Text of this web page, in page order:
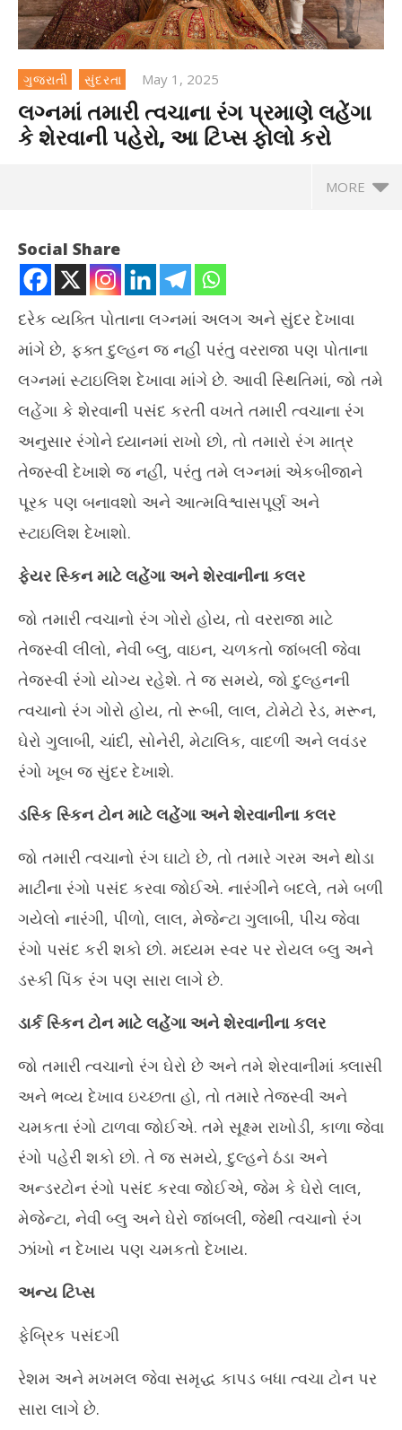
ગુજરાતી સુંદરતા May 1, 2025
લગ્નમાં તમારી ત્વચાના રંગ પ્રમાણે લહેંગા
કે શેરવાની પહેરો, આ ટિપ્સ ફોલો કરો
MORE
લગ્નમાં તમારી ત્વચાના રંગ પ્રમાણે લહેંગા કે શેરવાની પહેરો, આ ટિપ્સ
ફોલો કરો
May
2025
Social Share
દરેક વ્યક્તિ પોતાના લગ્નમાં અલગ અને સુંદર દેખાવા
માંગે છે, ફક્ત દુલ્હન જ નહીં પરંતુ વરરાજા પણ પોતાના
લગ્નમાં સ્ટાઇલિશ દેખાવા માંગે છે. આવી સ્થિતિમાં, જો તમે
લહેંગા કે શેરવાની પસંદ કરતી વખતે તમારી ત્વચાના રંગ
અનુસાર રંગોને ધ્યાનમાં રાખો છો, તો તમારો રંગ માત્ર
તેજસ્વી દેખાશે જ નહીં, પરંતુ તમે લગ્નમાં એકબીજાને
પૂરક પણ બનાવશો અને આત્મવિશ્વાસપૂર્ણ અને
સ્ટાઇલિશ દેખાશો.
ફેયર સ્કિન માટે લહેંગા અને શેરવાનીના કલર
જો તમારી ત્વચાનો રંગ ગોરો હોય, તો વરરાજા માટે
તેજસ્વી લીલો, નેવી બ્લુ, વાઇન, ચળકતો જાંબલી જેવા
તેજસ્વી રંગો યોગ્ય રહેશે. તે જ સમયે, જો દુલ્હનની
ત્વચાનો રંગ ગોરો હોય, તો રૂબી, લાલ, ટોમેટો રેડ, મરૂન,
ઘેરો ગુલાબી, ચાંદી, સોનેરી, મેટાલિક, વાદળી અને લવંડર
રંગો ખૂબ જ સુંદર દેખાશે.
ડસ્કિ સ્કિન ટોન માટે લહેંગા અને શેરવાનીના કલર
જો તમારી ત્વચાનો રંગ ઘાટો છે, તો તમારે ગરમ અને થોડા
માટીના રંગો પસંદ કરવા જોઈએ. નારંગીને બદલે, તમે બળી
ગયેલો નારંગી, પીળો, લાલ, મેજેન્ટા ગુલાબી, પીચ જેવા
રંગો પસંદ કરી શકો છો. મધ્યમ સ્વર પર રોયલ બ્લુ અને
ડસ્કી પિંક રંગ પણ સારા લાગે છે.
ડાર્ક સ્કિન ટોન માટે લહેંગા અને શેરવાનીના કલર
જો તમારી ત્વચાનો રંગ ઘેરો છે અને તમે શેરવાનીમાં ક્લાસી
અને ભવ્ય દેખાવ ઇચ્છતા હો, તો તમારે તેજસ્વી અને
ચમકતા રંગો ટાળવા જોઈએ. તમે સૂક્ષ્મ રાખોડી, કાળા જેવા
રંગો પહેરી શકો છો. તે જ સમયે, દુલ્હને ઠંડા અને
અન્ડરટોન રંગો પસંદ કરવા જોઈએ, જેમ કે ઘેરો લાલ,
મેજેન્ટા, નેવી બ્લુ અને ઘેરો જાંબલી, જેથી ત્વચાનો રંગ
ઝાંખો ન દેખાય પણ ચમકતો દેખાય.
અન્ય ટિપ્સ
ફેબ્રિક પસંદગી
રેશમ અને મખમલ જેવા સમૃદ્ધ કાપડ બધા ત્વચા ટોન પર
સારા લાગે છે.